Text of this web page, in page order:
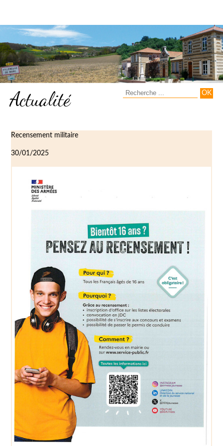
Actualité
Recensement militaire
30/01/2025